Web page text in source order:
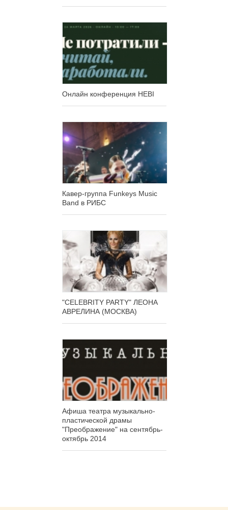
Онлайн конференция HEBI
Кавер-группа Funkeys Music
Band в РИБС
"CELEBRITY PARTY" ЛЕОНА
АВРЕЛИНА (МОСКВА)
Афиша театра музыкально-
пластической драмы
"Преображение" на сентябрь-
октябрь 2014